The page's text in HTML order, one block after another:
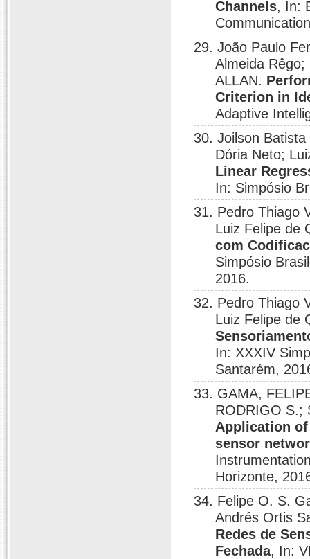
Channels, In:
29. João Paulo
Almeida
ALLAN.
Criterion in
Adaptive
30. Joilson
Dória Neto;
Linear
In: Simpósio
31. Pedro Thiago
Luiz Felipe de
com
Simpósio
2016.
32. Pedro Thiago
Luiz Felipe de
In: XXXIV
Santarém,
33. GAMA,
RODRIGO S.;
Application
sensor
Horizonte,
34. Felipe O. S.
Andrés Ortis
Redes de
Fechada, In: